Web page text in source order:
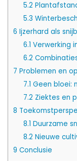
5.2
5.3
6 Ijzerhard als
6.1 Verwerking
6.2
7 Problemen en
7.1 Geen bloei:
7.2 Ziektes en
8
8.1 Duurzame
8.2 Nieuwe
9 Conclusie